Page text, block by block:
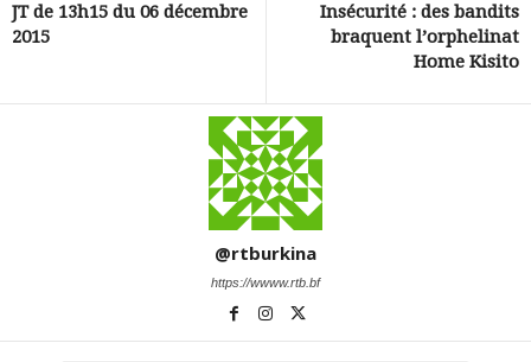
JT de 13h15 du 06 décembre
2015
Insécurité : des bandits
braquent l’orphelinat
Home Kisito
@rtburkina
https://wwww.rtb.bf